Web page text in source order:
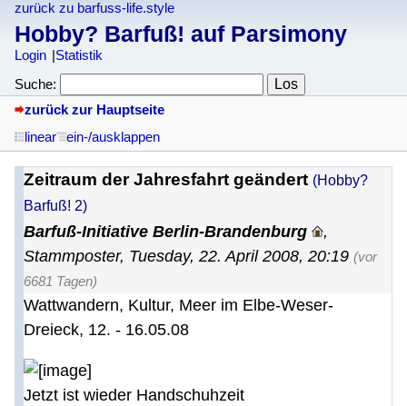
zurück zu barfuss-life.style
Hobby? Barfuß! auf Parsimony
Login
Statistik
Suche:
zurück zur Hauptseite
linear
ein-/ausklappen
Zeitraum der Jahresfahrt geändert (Hobby?
Barfuß! 2)
Barfuß-Initiative Berlin-Brandenburg
,
Stammposter, Tuesday, 22. April 2008, 20:19 (vor
6681 Tagen)
Wattwandern, Kultur, Meer im Elbe-Weser-
Dreieck, 12. - 16.05.08
Jetzt ist wieder Handschuhzeit